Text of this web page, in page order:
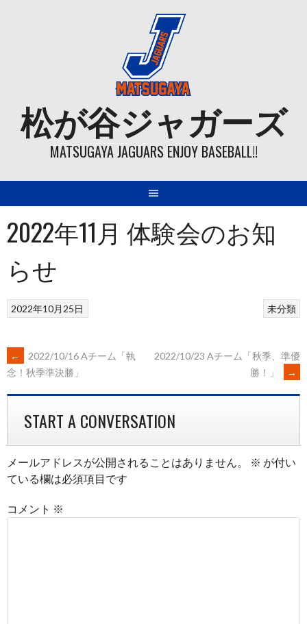
松が谷ジャガーズ
MATSUGAYA JAGUARS ENJOY BASEBALL!!
2022年11月 体験会のお知
らせ
未分類
2022年10月25日
POST
NAVIGATION
←
2022/10/16 Aチーム「執
念！秋季準決勝」
2022/10/23 Aチーム「秋季、準優
勝！」
→
START A CONVERSATION
メールアドレスが公開されることはありません。 ※ が付い
ている欄は必須項目です
コメント ※